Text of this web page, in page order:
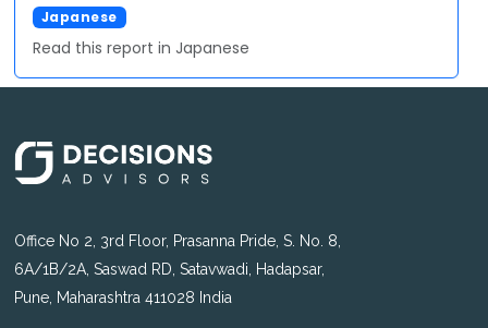
Japanese
Read this report in Japanese
Office No 2, 3rd Floor, Prasanna Pride, S. No. 8,
6A/1B/2A, Saswad RD, Satavwadi, Hadapsar,
Pune, Maharashtra 411028 India